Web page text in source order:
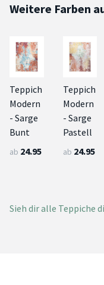
Weitere Farben
Teppich
Modern
- Sarge
Bunt
ab 24.95
Teppich
Modern
- Sarge
Pastell
ab 24.95
Sieh dir alle Teppiche